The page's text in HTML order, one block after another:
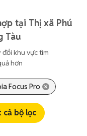
tại Thị xã Phú
Tàu
khu vực tìm
hơn
Focus Pro
bộ lọc